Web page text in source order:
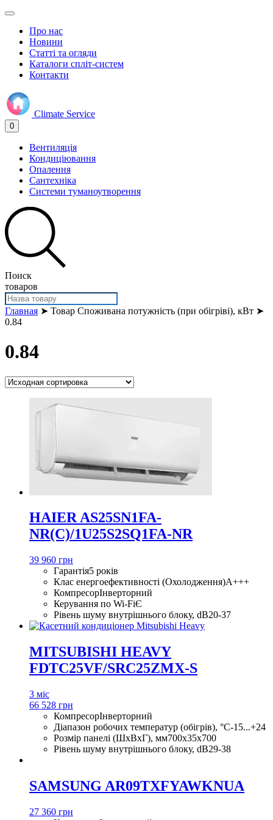
Про нас
Новини
Статті та огляди
Каталоги спліт-систем
Контакти
Climate Service
0
Вентиляція
Кондиціювання
Опалення
Сантехніка
Системи туманоутворення
Поиск
товаров
Главная ➤ Товар Споживана потужність (при обігріві), кВт ➤
0.84
0.84
HAIER AS25SN1FA-
NR(С)/1U25S2SQ1FA-NR
39 960 грн
Гарантія5 років
Клас енергоефективності (Охолодження)A+++
КомпресорІнверторний
Керування по Wi-FiЄ
Рівень шуму внутрішнього блоку, dB20-37
MITSUBISHI HEAVY
FDTC25VF/SRC25ZMX-S
3 міс
66 528 грн
КомпресорІнверторний
Діапазон робочих температур (обігрів), °С-15...+24
Розмір панелі (ШхВхГ), мм700x35x700
Рівень шуму внутрішнього блоку, dB29-38
SAMSUNG AR09TXFYAWKNUA
27 360 грн